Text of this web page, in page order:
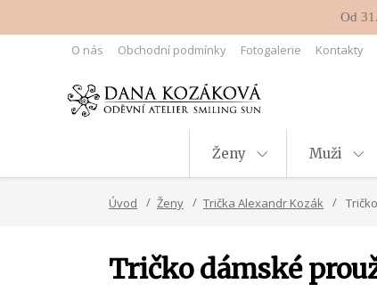
Od
O nás Obchodní podmínky Fotogalerie Kontakty
Ženy Muži
Úvod Ženy Trička Alexandr Kozák
Tričko dámské